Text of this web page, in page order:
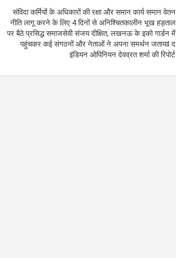
संविदा कर्मियों के अधिकारों की रक्षा और समान कार्य समान वेतन
नीति लागू करने के लिए 4 दिनों से अनिश्चितकालीन भूख हड़ताल
पर बैठे प्रसिद्ध समाजसेवी संजय दीक्षित, लखनऊ के इको गार्डन में
पहुंचकर कई संगठनों और नेताओं ने अपना समर्थन जतायाl द
इंडियन ओपिनियन देवव्रत शर्मा की रिपोर्ट